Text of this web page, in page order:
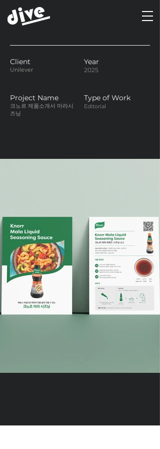
Client
Unilever
Year
2025
Project Name
크노르 제품소개서 마라시
즈닝
Type of Work
Editorial
DIVEDESIGN